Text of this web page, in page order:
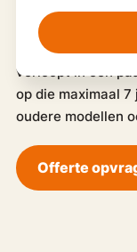
oude
verloopt in een
op die maximaal
oudere modellen
Offerte